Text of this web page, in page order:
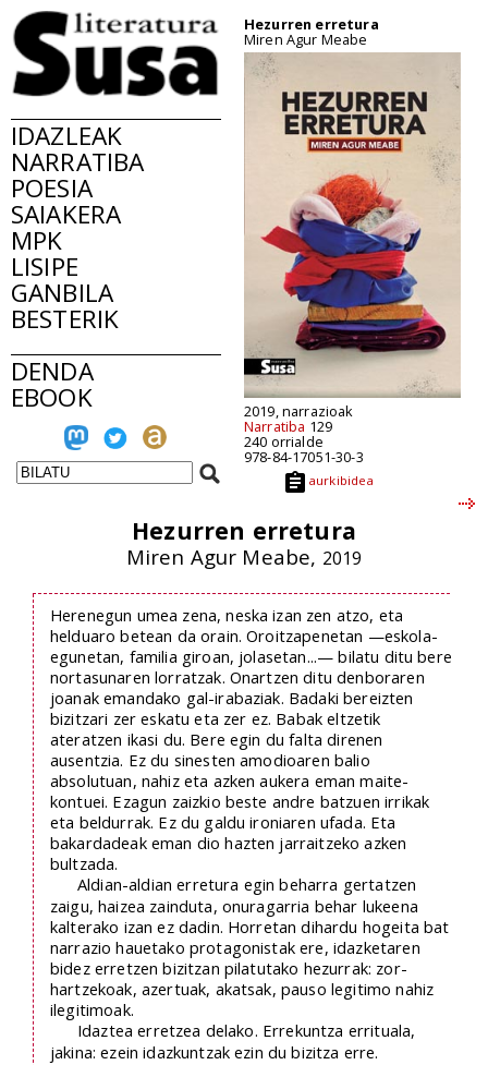
IDAZLEAK
NARRATIBA
POESIA
SAIAKERA
MPK
LISIPE
GANBILA
BESTERIK
DENDA
EBOOK
Hezurren erretura
Miren Agur Meabe
2019, narrazioak
Narratiba 129
240 orrialde
978-84-17051-30-3
aurkibidea
Hezurren erretura
Miren Agur Meabe, 2019
Herenegun umea zena, neska izan zen atzo, eta
helduaro betean da orain. Oroitzapenetan —eskola-
egunetan, familia giroan, jolasetan...— bilatu ditu bere
nortasunaren lorratzak. Onartzen ditu denboraren
joanak emandako gal-irabaziak. Badaki bereizten
bizitzari zer eskatu eta zer ez. Babak eltzetik
ateratzen ikasi du. Bere egin du falta direnen
ausentzia. Ez du sinesten amodioaren balio
absolutuan, nahiz eta azken aukera eman maite-
kontuei. Ezagun zaizkio beste andre batzuen irrikak
eta beldurrak. Ez du galdu ironiaren ufada. Eta
bakardadeak eman dio hazten jarraitzeko azken
bultzada.
Aldian-aldian erretura egin beharra gertatzen
zaigu, haizea zainduta, onuragarria behar lukeena
kalterako izan ez dadin. Horretan dihardu hogeita bat
narrazio hauetako protagonistak ere, idazketaren
bidez erretzen bizitzan pilatutako hezurrak: zor-
hartzekoak, azertuak, akatsak, pauso legitimo nahiz
ilegitimoak.
Idaztea erretzea delako. Errekuntza errituala,
jakina: ezein idazkuntzak ezin du bizitza erre.